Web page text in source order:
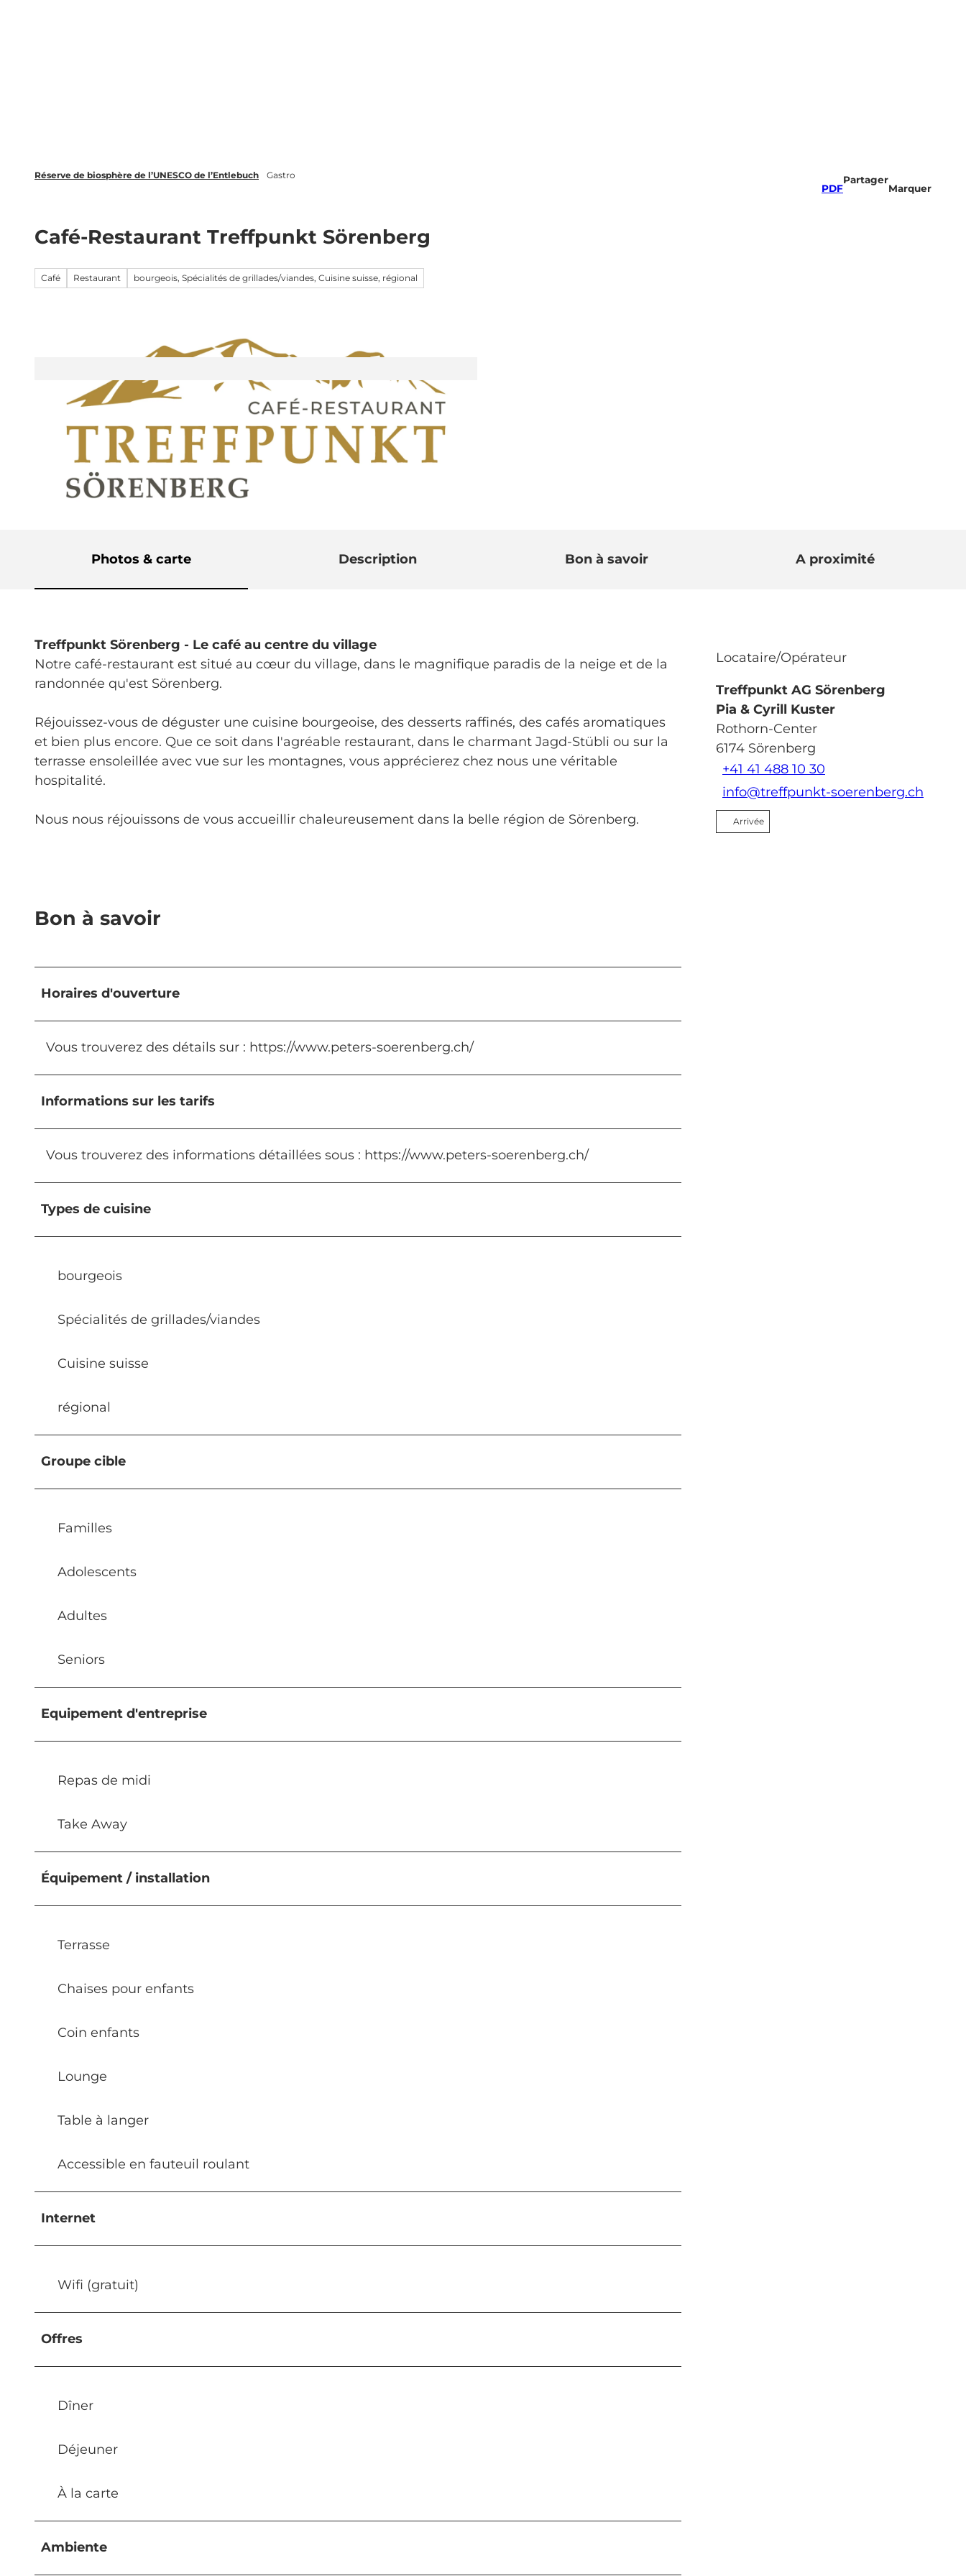
Réserve de biosphère de l’UNESCO de l’Entlebuch Gastro
PDF
Partager
Marquer
Café-Restaurant Treffpunkt Sörenberg
Café Restaurant bourgeois, Spécialités de grillades/viandes, Cuisine suisse, régional
Photos & carte Description Bon à savoir A proximité
Treffpunkt Sörenberg - Le café au centre du village
Notre café-restaurant est situé au cœur du village, dans le magnifique paradis de la neige et de la
randonnée qu'est Sörenberg.
Réjouissez-vous de déguster une cuisine bourgeoise, des desserts raffinés, des cafés aromatiques
et bien plus encore. Que ce soit dans l'agréable restaurant, dans le charmant Jagd-Stübli ou sur la
terrasse ensoleillée avec vue sur les montagnes, vous apprécierez chez nous une véritable
hospitalité.
Nous nous réjouissons de vous accueillir chaleureusement dans la belle région de Sörenberg.
Bon à savoir
Horaires d'ouverture
Vous trouverez des détails sur : https://www.peters-soerenberg.ch/
Informations sur les tarifs
Vous trouverez des informations détaillées sous : https://www.peters-soerenberg.ch/
Types de cuisine
bourgeois
Spécialités de grillades/viandes
Cuisine suisse
régional
Groupe cible
Familles
Adolescents
Adultes
Seniors
Equipement d'entreprise
Repas de midi
Take Away
Équipement / installation
Terrasse
Chaises pour enfants
Coin enfants
Lounge
Table à langer
Accessible en fauteuil roulant
Internet
Wifi (gratuit)
Offres
Dîner
Déjeuner
À la carte
Ambiente
Locataire/Opérateur
Treffpunkt AG Sörenberg
Pia & Cyrill Kuster
Rothorn-Center
6174 Sörenberg
+41 41 488 10 30
info@treffpunkt-soerenberg.ch
Arrivée